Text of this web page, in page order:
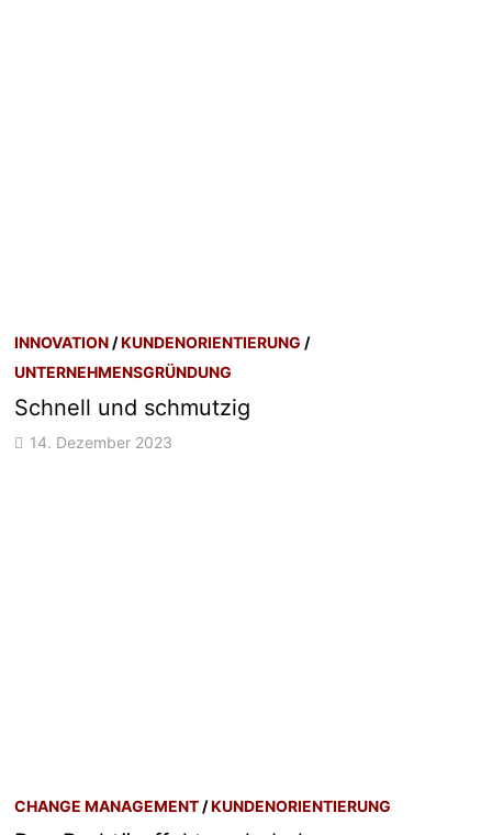
INNOVATION /KUNDENORIENTIERUNG /
UNTERNEHMENSGRÜNDUNG
Schnell und schmutzig
14. Dezember 2023
CHANGE MANAGEMENT /KUNDENORIENTIERUNG